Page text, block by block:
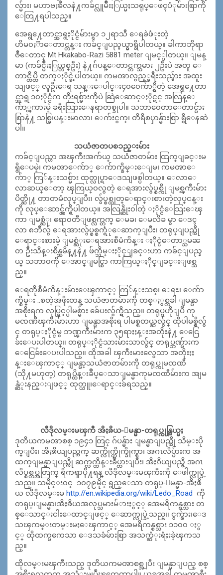
လ္မ်ား၊ မဟာဗႏၶဳလနဲ႔ကခ်င္လူမ်ိဳးႏြယ္မႈသရုပ္ေဖၚပံုမ်ားစြာကို
ေတြ႔ရပါသည္။
အေရွ႔ေတာင္အာရွႏိုင္ငံမ်ားမွာ ၁၂ရာသီ ေရခဲဖံုးတဲ့
ဟိမ၀ႏၱာေတာင္တန္း ကခ်င္ျပည္နယ္မွာရွိပါတယ္။ ခါကာဘိုရာ
ဇီေတာင္ Mt Hkakabo-Razi 5881 meter ျမင့္ပါတယ္။ ျမန္
မာ (ကခ်င္မ်ိဳးႏြယ္တစ္ဦး) နဲ႔ဂ်ပန္ေတာင္တက္သမား ၂ဦးပဲ အတူ ေ
တာင္ထိပ္ထိ တက္ႏိုင္ခဲ့ပါတယ္။ ကမၻာလွည့္ခရီးသည္မ်ား အထူး
သျဖင့္ လူဦးေရ သန္းေပါင္း၄၀၀ေက်ာ္ရွိတဲ့ အေရွ႔ေတာ
င္အာရွ ၁၀ႏိုင္ငံက တိုးရစ္မ်ားကိုပဲ ဆြဲေဆာင္ႏိုင္ရင္ အလြန္ေ
က်ာ္ၾကားမဲ့ ခရီးသြားေနရာတစ္ခုပါ။ သဘာ၀ေတာေတာင္မ်ား
စြာနဲ႔ သစ္ခြ၊ပန္းမာလာ၊ ေက်းငွက္၊ တိရိစၦာန္မ်ားစြာ ရွိေနဆဲ
ပါ။
သယံဇာတပစၥည္းမ်ား
ကခ်င္ျပည္ဟာ အၾကီးအက်ယ္ သယံဇာတမ်ား ထြက္ျခင္းမ
ရွိေပမဲ့၊ ကမၻာေက်ာ္ ေက်ာက္စိမ္းေျမ၊ ကမၻာေ
က်ာ္ ကြ်န္းသစ္မ်ား ထုတ္လုပ္ရာေဒသျဖစ္ပါတယ္။ ေလာေ
လာဆယ္ေတာ့ ၾကြယ္၀လွတဲ့ ေရအားလွ်ပ္စစ္ကို ျမစ္ၾကီးမ်ား
ပိတ္ဆို႔ တာတမံလုပ္ျပီး၊ လွ်ပ္စစ္ထုတ္ေရာင္းစားတဲ့လုပ္ငန္း
ကို လုပ္ေဆာင္လွ်က္ရွိပါတယ္။ အလြန္ဆိုး၀ါတဲ့ ႏိုင္ငံေသြးေၾ
ကာ ျမစ္ဆံု၊ ဧရာ၀တီျဖစ္လက္တက္ ေမခ၊ ေမလိခ မွာ ေဒၚ
လာ ၈ဘီလွ်ံ ေရအားလွ်ပ္စစ္စက္ရံုေဆာက္ျပီး၊ တရုပ္ျပည္ကို
ေရာင္းစားမဲ့ ျမစ္ဆံုးေရအားစီမံကိန္း ႏိုင္ငံေတာ္သမၼ
တ ဦးသိန္းစိန္အမိန္႔နဲ႔ ဖ်က္သိမ္းႏိုင္ျခင္းဟာ ကခ်င္ျပည္န
ယ္ သဘာ၀ကို ေအာင္ျမင္စြာ ကာကြယ္ႏိုင္ျခင္းျဖစ္သ
ည္။
ေရတိုစီမံကိန္းမ်ားေၾကာင့္ ကြ်န္းသစ္၊ ေရႊ၊ ေက်ာ
က္စိမ္း ..စတဲ့အဖိုးတန္ သယံဇာတမ်ားကို တစ္ႏွစ္တခါ ျမန္မာ
အစိုးရက လုပ္ခြင့္ပါမစ္မ်ား ခ်ေပးလွ်က္ရွိသည္။ တရုပ္ဗဟိုျပဳ ကု
မၸဏီၾကီးမ်ားဟာ ျမန္မာအစိုးရ ပါမစ္ရတယ္ဆလွ်င္ ထိုပါမစ္ရွိလွ်
င္ တရုပ္ႏိုင္ငံမွ ဘဏ္ၾကီးမ်ားက ၃၅ရာႏႈန္းအတိုးနဲ႔ ေငြေ
ခ်းေပးပါတယ္။ တရုပ္ႏိုင္ငံသားမ်ားသာလွ်င္ တရုပ္ဘဏ္မ်ားက
ေငြေခ်းေပးပါသည္။ ထိုအခါ ၾကီးမားလွေသာ အတိုးႏႈ
န္းေၾကာင့္ ျမန္မာ့သယံဇာတမ်ားကို တရုပ္ကုမၸဏီ
(သို႔မဟုတ္) တရုပ္ထိန္းခ်ဳပ္ေသာျမန္မာကုမၸဏီမ်ားက အျမ
န္ဆံုးနည္းျဖင့္ ထုတ္ယူ၊ေရာင္းခ်ရသည္။
လီဒိုလမ္းမၾကီ အိႏၷိယ-ျမန္မာ-တရုပ္ကုန္သြယ္မႈ
ဒုတိယကမၻာစစ္ ၁၉၄၁ တြင္ ဂ်ပန္မ်ား ျမန္မာျပည္ကို သိမ္းပို
က္ျပီး၊ အိႏၷိယျပည္ဘက္ ဆက္လိုက္တိုက္ခိုက္ရာ၊ အဂၤလိပ္မ်ားက အ
ထက္ျမန္မာျပည္ကို ဆက္လက္ထိန္းခ်ဳပ္ထားျပီး၊ အိႏၵိယျပည္ရွိ အဂၤ
လိပ္စစ္တပ္အတြက္ ရိကၡာပို႔ရန္ လီဒိုလမ္းမၾကီးကို ေဖါက္လုပ္ခဲ့
သည္။ သမိုင္း၀င္ ၁၀၇၉မိုင္ ရွည္ေသာ တရုပ္-ျမန္မာ-အိႏၷိ
ယ လီဒိုလမ္းမ http://en.wikipedia.org/wiki/Ledo_Road ကို
တရုပ္၊ျမန္မာ၊အိႏၷိယအလုပ္သမားမ်ားႏွင့္ အေမရိကန္စစ္သား တ
စ္ေသာင္းငါးေထာင္ျဖင့္ ေဆာက္လုပ္ခဲ့သည္။ ငွက္ဖ်ား၊ေဒ
သၾကမ္းတမ္းမႈေၾကာင့္ အေမရိကန္စစ္သား ၁၁၀၀ ႏွ
င့္ ထိုထက္မကေသာ ေဒသခံမ်ားစြာ အသက္ဆံုးရံႈးခဲ့ၾကသ
ည္။
ထိုလမ္းမၾကီးသည္ ဒုတိယကမၻာစစ္အျပီး ျမန္မာျပည္ စစ္